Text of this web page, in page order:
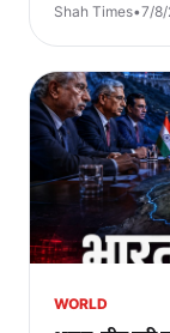
Shah Times•7/
WORLD